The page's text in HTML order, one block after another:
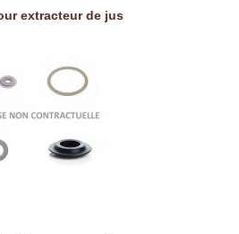
extracteur de jus